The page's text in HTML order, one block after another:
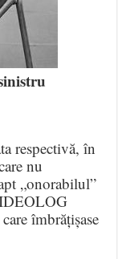
respectivă, în
nu
„onorabilul”
îmbrățișase